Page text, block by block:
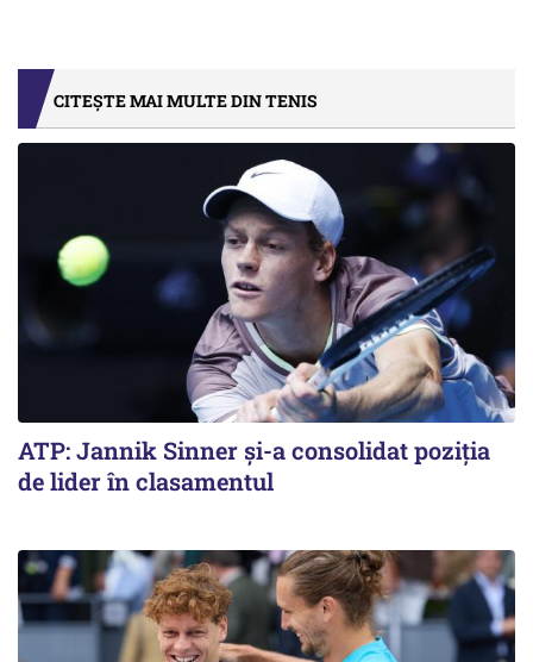
CITEȘTE MAI MULTE DIN TENIS
ATP: Jannik Sinner și-a consolidat poziția
de lider în clasamentul